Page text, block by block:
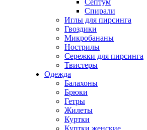
Спирали
Иглы для пирсинга
Гвоздики
Микробананы
Нострилы
Сережки для пирсинга
Твистеры
Одежда
Балахоны
Брюки
Гетры
Жилеты
Куртки
Куртки женские